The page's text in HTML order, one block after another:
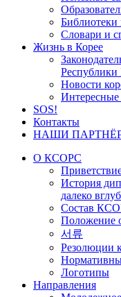
Библиотеки
Словари и
Жизнь в Корее
Республики
Новости
Интересные
SOS!
Контакты
НАШИ
О КСОРС
История
далеко
Состав
서류
Резолюции
Логотипы
Направления